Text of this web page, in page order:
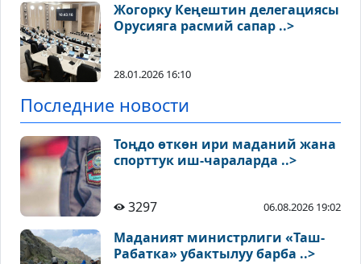
Жогорку Кеңештин делегациясы
Орусияга расмий сапар ..>
28.01.2026 16:10
Последние новости
Тоңдо өткөн ири маданий жана
спорттук иш-чараларда ..>
3297 06.08.2026 19:02
Маданият министрлиги «Таш-
Рабатка» убактылуу барба ..>